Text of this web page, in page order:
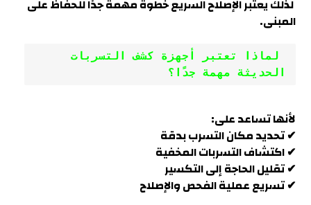
لذلك يعتبر الإصلاح السريع خطوة مهمة جدًا للحفاظ على
المبنى.
الحديثة مهمة جدًا؟
لأنها تساعد على:
✔ تحديد مكان التسرب بدقة
✔ اكتشاف التسربات المخفية
✔ تقليل الحاجة إلى التكسير
✔ تسريع عملية الفحص والإصلاح